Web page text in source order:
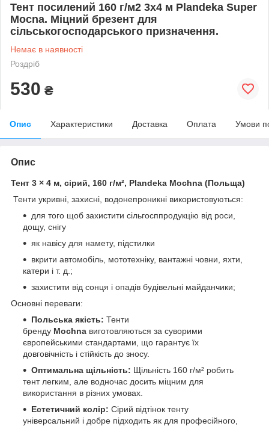
Тент посилений 160 г/м2 3х4 м Plandeka Super
Mocna. Міцний брезент для
сільськогосподарського призначення.
Немає в наявності
Роздріб
530 ₴
Опис Характеристики Доставка Оплата Умови
Опис
Тент 3 × 4 м, сірий, 160 г/м², Plandeka Mochna (Польща)
Тенти укривні, захисні, водонепроникні використовуються:
для того щоб захистити сільгосппродукцію від роси,
дощу, снігу
як навісу для намету, підстилки
вкрити автомобіль, мототехніку, вантажні човни, яхти,
катери і т. д.;
захистити від сонця і опадів будівельні майданчики;
Основні переваги:
Польська якість: Тенти
бренду Mochna виготовляються за суворими
європейськими стандартами, що гарантує їх
довговічність і стійкість до зносу.
Оптимальна щільність: Щільність 160 г/м² робить
тент легким, але водночас досить міцним для
використання в різних умовах.
Естетичний колір: Сірий відтінок тенту
універсальний і добре підходить як для професійного,